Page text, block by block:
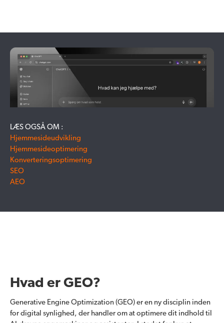
LÆS OGSÅ OM :
Hjemmesideudvikling
Hjemmesideoptimering
Konverteringsoptimering
SEO
AEO
Hvad er GEO?
Generative Engine Optimization (GEO) er en ny disciplin inden
for digital synlighed, der handler om at optimere dit indhold til